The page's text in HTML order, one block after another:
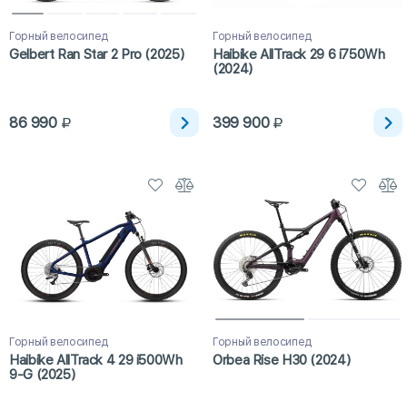
Горный велосипед
Gelbert Ran Star 2 Pro (2025)
86 990
Горный велосипед
Haibike AllTrack 29 6 i750Wh
(2024)
399 900
Горный велосипед
Haibike AllTrack 4 29 i500Wh
9-G (2025)
Горный велосипед
Orbea Rise H30 (2024)